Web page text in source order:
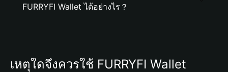
FURRYFI Wallet ได้อย่างไร？
เหตุใดจึงควรใช้ FURRYFI Wallet